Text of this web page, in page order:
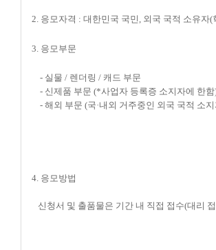
2. 응모자격 : 대한민국 국민, 외국 국적 소유자(
3. 응모부문
- 실물 / 렌더링 / 캐드 부문
- 신제품 부문 (*사업자 등록증 소지자에 한함
- 해외 부문 (국·내외 거주중인 외국 국적 소
4. 응모방법
신청서 및 출품물은 기간 내 직접 접수(대리